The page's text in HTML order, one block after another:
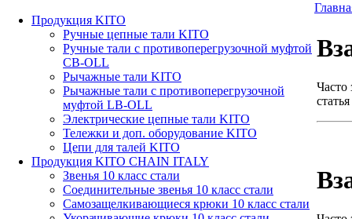
Продукция KITO
Ручные цепные тали KITO
Ручные тали с противоперегрузочной муфтой
СВ-OLL
Рычажные тали KITO
Рычажные тали с противоперегрузочной
муфтой LB-OLL
Электрические цепные тали KITO
Тележки и доп. оборудование KITO
Цепи для талей KITO
Продукция KITO CHAIN ITALY
Звенья 10 класс стали
Соединительные звенья 10 класс стали
Самозащелкивающиеся крюки 10 класс стали
Часто